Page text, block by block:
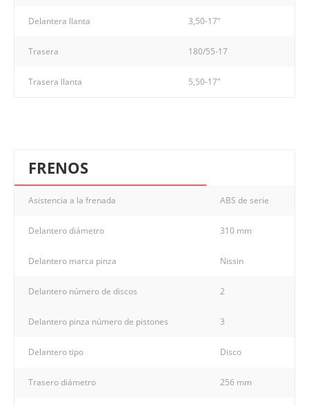
Delantera llanta 3,50-17"
Trasera 180/55-17
Trasera llanta 5,50-17"
FRENOS
Asistencia a la frenada ABS de serie
Delantero diámetro 310 mm
Delantero marca pinza Nissin
Delantero número de discos 2
Delantero pinza número de pistones 3
Delantero tipo Disco
Trasero diámetro 256 mm